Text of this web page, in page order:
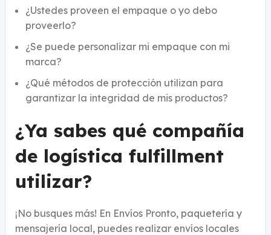
¿Ustedes proveen el empaque o yo debo
proveerlo?
¿Se puede personalizar mi empaque con mi
marca?
¿Qué métodos de protección utilizan para
garantizar la integridad de mis productos?
¿Ya sabes qué compañía
de logística fulfillment
utilizar?
¡No busques más! En Envíos Pronto, paquetería y
mensajería local, puedes realizar envíos locales